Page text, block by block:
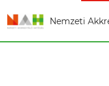
Nemzeti